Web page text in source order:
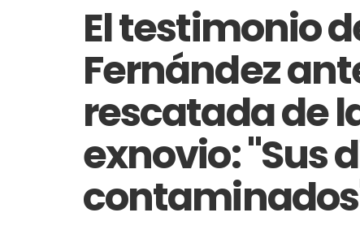
El testimonio
Fernández
rescatada de
exnovio: "Sus